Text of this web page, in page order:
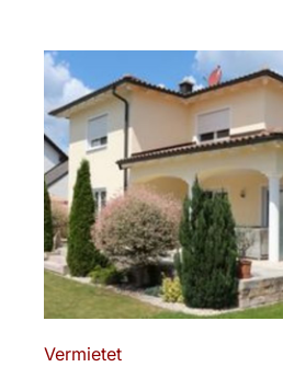
Vermietet